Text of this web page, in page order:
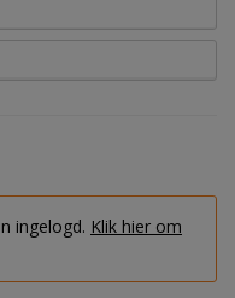
ingelogd. Klik hier om